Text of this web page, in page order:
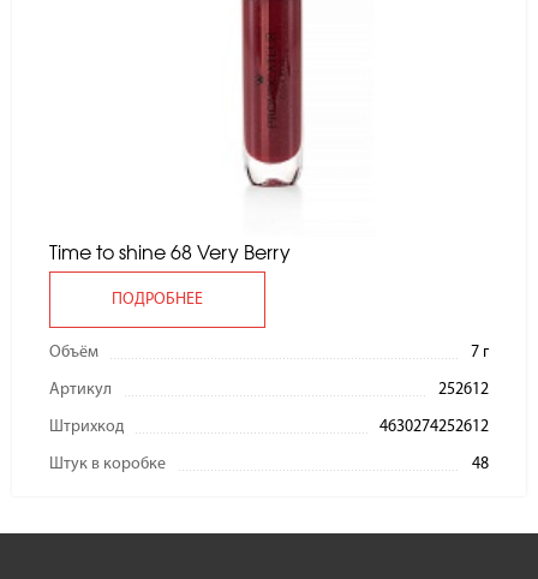
Time to shine 68 Very Berry
ПОДРОБНЕЕ
Объём 7 г
Артикул 252612
Штрихкод 4630274252612
Штук в коробке 48